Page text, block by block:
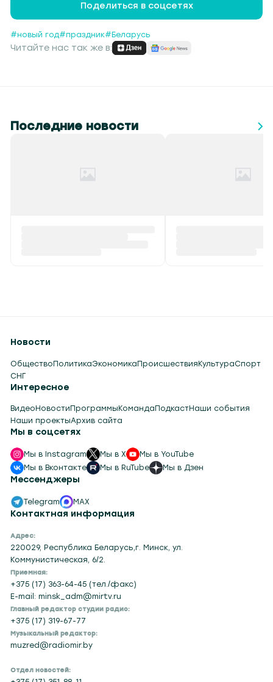
Поделиться в соцсетях
#новый год#праздник#Беларусь
Читайте нас так же в:
Последние новости
Контактная информация
Адрес:
220029, Республика Беларусь,г. Минск, ул.
Коммунистическая, 6/2.
Приемная:
+375 (17) 363-64-45 (тел./факс)
E-mail: minsk_adm@mirtv.ru
Главный редактор студии радио:
+375 (17) 319-67-77
Музыкальный редактор:
muzred@radiomir.by
Отдел новостей:
Новости
ОбществоПолитикаЭкономикаПроисшествияКультураСпорт
СНГ
Интересное
ВидеоНовостиПрограммыКомандаПодкастНаши события
Наши проектыАрхив сайта
Мы в соцсетях
Мы в Instagram Мы в X
Мы в YouTube
Мы в Вконтакте
Мы в RuTube Мы в Дзен
Мессенджеры
Telegram MAX